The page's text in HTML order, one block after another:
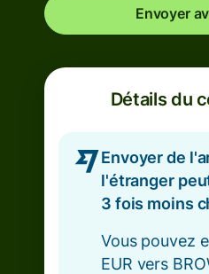
Envoyer
Détails du
Envoyer de
l'étranger
3 fois moins
Vous pouvez
EUR vers